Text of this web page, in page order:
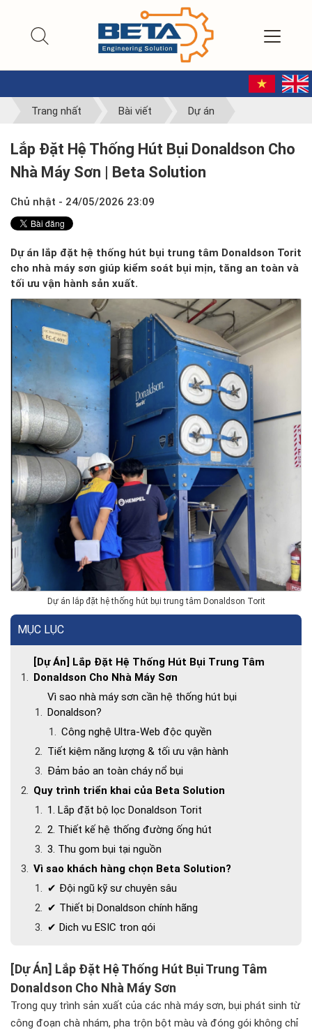
Trang nhất Bài viết Dự án
Lắp Đặt Hệ Thống Hút Bụi Donaldson Cho
Nhà Máy Sơn | Beta Solution
Chủ nhật - 24/05/2026 23:09
Dự án lắp đặt hệ thống hút bụi trung tâm Donaldson Torit
cho nhà máy sơn giúp kiểm soát bụi mịn, tăng an toàn và
tối ưu vận hành sản xuất.
Dự án lắp đặt hệ thống hút bụi trung tâm Donaldson Torit
MỤC LỤC
[Dự Án] Lắp Đặt Hệ Thống Hút Bụi Trung Tâm
Donaldson Cho Nhà Máy Sơn
Vì sao nhà máy sơn cần hệ thống hút bụi
Donaldson?
Công nghệ Ultra-Web độc quyền
Tiết kiệm năng lượng & tối ưu vận hành
Đảm bảo an toàn cháy nổ bụi
Quy trình triển khai của Beta Solution
1. Lắp đặt bộ lọc Donaldson Torit
2. Thiết kế hệ thống đường ống hút
3. Thu gom bụi tại nguồn
Vì sao khách hàng chọn Beta Solution?
✔ Đội ngũ kỹ sư chuyên sâu
✔ Thiết bị Donaldson chính hãng
✔ Dịch vụ ESIC trọn gói
[Dự Án] Lắp Đặt Hệ Thống Hút Bụi Trung Tâm
Donaldson Cho Nhà Máy Sơn
Trong quy trình sản xuất của các nhà máy sơn, bụi phát sinh từ
công đoạn chà nhám, pha trộn bột màu và đóng gói không chỉ